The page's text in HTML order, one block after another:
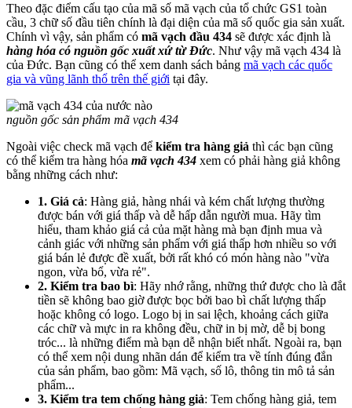
Theo đặc điểm cấu tạo của mã số mã vạch của tổ chức GS1 toàn
cầu, 3 chữ số đầu tiên chính là đại diện của mã số quốc gia sản xuất.
Chính vì vậy, sản phẩm có mã vạch đầu 434 sẽ được xác định là
hàng hóa có nguồn gốc xuất xứ từ Đức. Như vậy mã vạch 434 là
của Đức. Bạn cũng có thể xem danh sách bảng mã vạch các quốc
gia và vũng lãnh thổ trên thế giới tại đây.
nguồn gốc sản phẩm mã vạch 434
Ngoài việc check mã vạch để kiểm tra hàng giả thì các bạn cũng
có thể kiểm tra hàng hóa mã vạch 434 xem có phải hàng giả không
bằng những cách như:
1. Giá cả: Hàng giả, hàng nhái và kém chất lượng thường
được bán với giá thấp và dễ hấp dẫn người mua. Hãy tìm
hiểu, tham khảo giá cả của mặt hàng mà bạn định mua và
cảnh giác với những sản phẩm với giá thấp hơn nhiều so với
giá bán lẻ được đề xuất, bởi rất khó có món hàng nào "vừa
ngon, vừa bổ, vừa rẻ".
2. Kiểm tra bao bì: Hãy nhớ rằng, những thứ được cho là đắt
tiền sẽ không bao giờ được bọc bởi bao bì chất lượng thấp
hoặc không có logo. Logo bị in sai lệch, khoảng cách giữa
các chữ và mực in ra không đều, chữ in bị mờ, dễ bị bong
tróc... là những điểm mà bạn dễ nhận biết nhất. Ngoài ra, bạn
có thể xem nội dung nhãn dán để kiểm tra về tính đúng đắn
của sản phẩm, bao gồm: Mã vạch, số lô, thông tin mô tả sản
phẩm...
3. Kiểm tra tem chống hàng giả: Tem chống hàng giả, tem